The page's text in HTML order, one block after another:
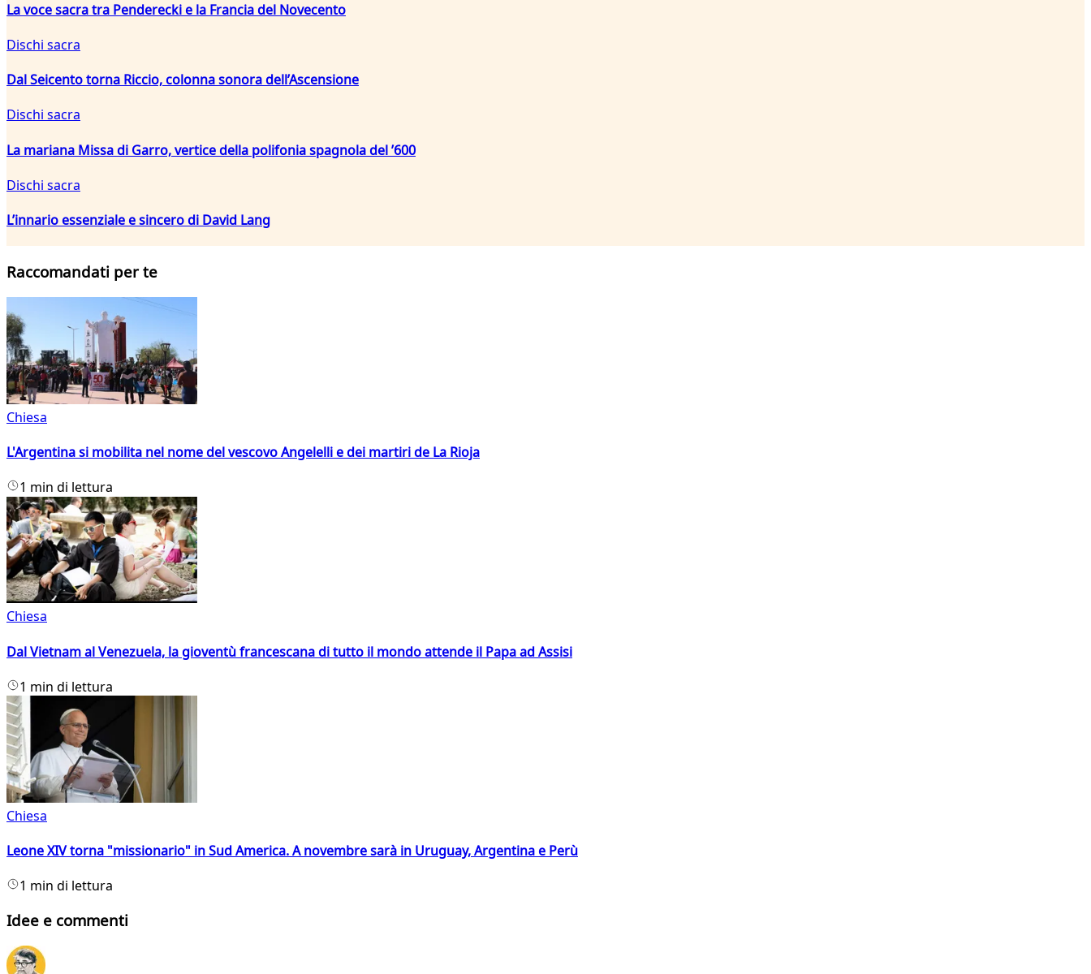
La voce sacra tra Penderecki e la Francia del Novecento
Dischi sacra
Dal Seicento torna Riccio, colonna sonora dell’Ascensione
Dischi sacra
La mariana Missa di Garro, vertice della polifonia spagnola del ’600
Dischi sacra
L’innario essenziale e sincero di David Lang
Raccomandati per te
Chiesa
L'Argentina si mobilita nel nome del vescovo Angelelli e dei martiri de La Rioja
1 min di lettura
Chiesa
Dal Vietnam al Venezuela, la gioventù francescana di tutto il mondo attende il Papa ad Assisi
1 min di lettura
Chiesa
Leone XIV torna "missionario" in Sud America. A novembre sarà in Uruguay, Argentina e Perù
1 min di lettura
Idee e commenti